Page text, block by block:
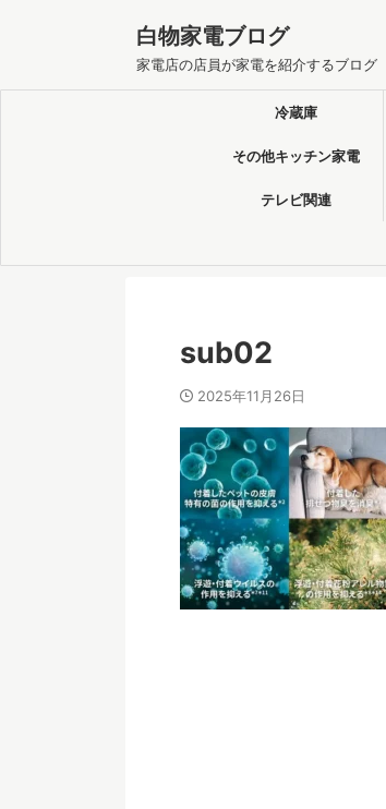
白物家電ブログ
家電店の店員が家電を紹介するブログ
冷蔵庫
その他キッチン家電
テレビ関連
sub02
2025年11月26日